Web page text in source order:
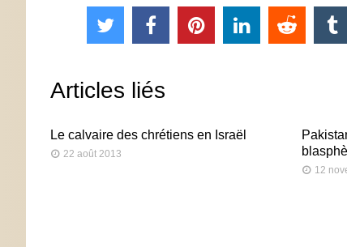
Articles liés
Le calvaire des chrétiens en Israël
22 août 2013
12